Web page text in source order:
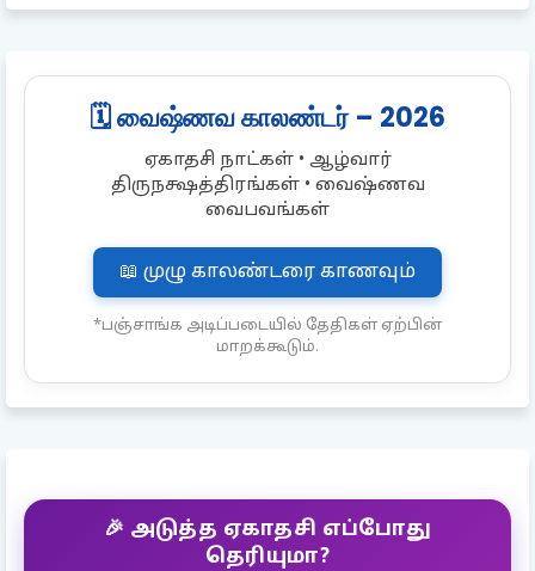
🗓️ வைஷ்ணவ காலண்டர் – 2026
ஏகாதசி நாட்கள் • ஆழ்வார்
திருநக்ஷத்திரங்கள் • வைஷ்ணவ
வைபவங்கள்
📖 முழு காலண்டரை காணவும்
*பஞ்சாங்க அடிப்படையில் தேதிகள் ஏற்பின்
மாறக்கூடும்.
🎉 அடுத்த ஏகாதசி எப்போது
தெரியுமா?